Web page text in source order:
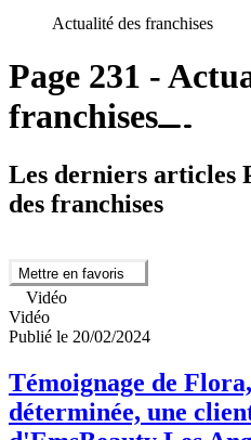
Actualité des franchises
Page 231 -
franchises
Les derniers articles
des franchises
Mettre en favoris
Vidéo
Vidéo
Publié le 20/02/2024
Témoignage de
déterminée, une